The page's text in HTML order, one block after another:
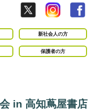
新社会人の方
保護者の方
in 高知蔦屋書店